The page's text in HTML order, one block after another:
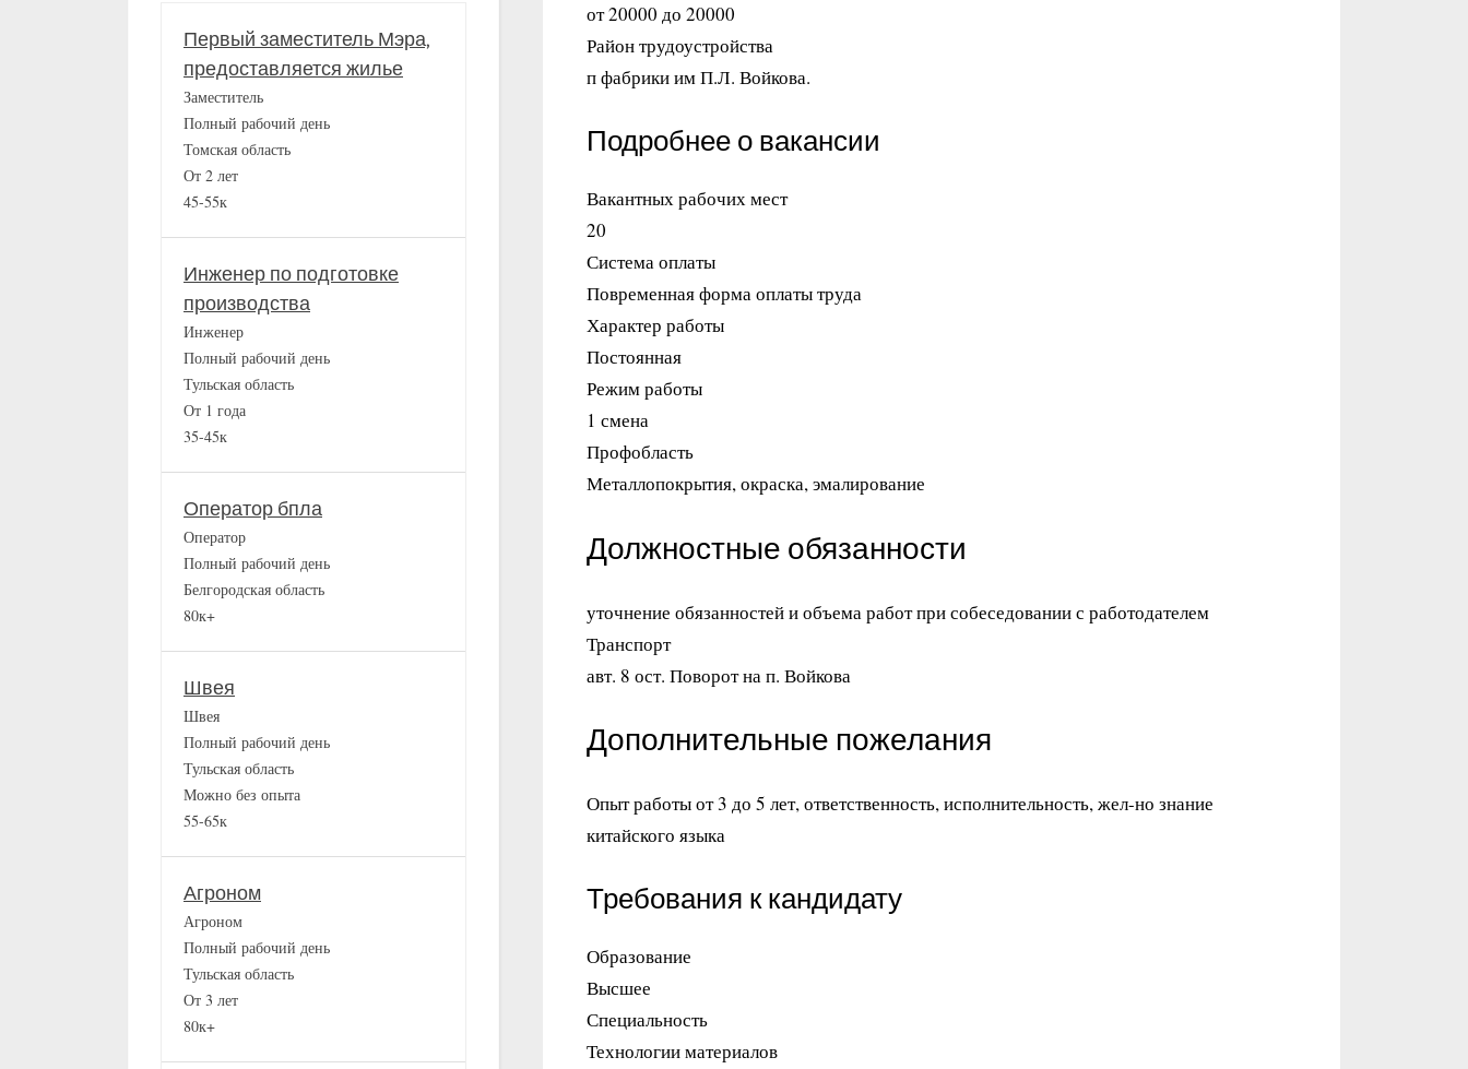
от 20000 до 20000
Район трудоустройства
п фабрики им П.Л. Войкова.
Подробнее о вакансии
Вакантных рабочих мест
20
Система оплаты
Повременная форма оплаты труда
Характер работы
Постоянная
Режим работы
1 смена
Профобласть
Металлопокрытия, окраска, эмалирование
Должностные обязанности
уточнение обязанностей и объема работ при собеседовании с работодателем
Транспорт
авт. 8 ост. Поворот на п. Войкова
Дополнительные пожелания
Опыт работы от 3 до 5 лет, ответственность, исполнительность, жел-но знание
китайского языка
Требования к кандидату
Образование
Высшее
Специальность
Технологии материалов
Первый заместитель Мэра,
предоставляется жилье
Заместитель
Полный рабочий день
Томская область
От 2 лет
45-55к
Инженер по подготовке
производства
Инженер
Полный рабочий день
Тульская область
От 1 года
35-45к
Оператор бпла
Оператор
Полный рабочий день
Белгородская область
80к+
Швея
Швея
Полный рабочий день
Тульская область
Можно без опыта
55-65к
Агроном
Агроном
Полный рабочий день
Тульская область
От 3 лет
80к+